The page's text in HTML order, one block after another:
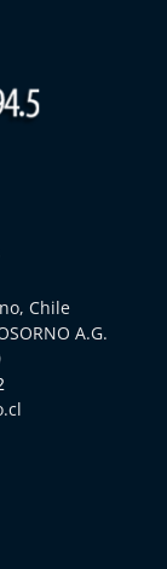
Chile
A.G.